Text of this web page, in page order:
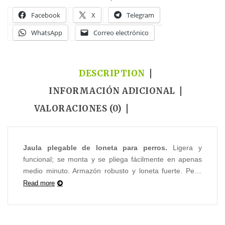
Facebook X
Telegram
WhatsApp
Correo electrónico
DESCRIPTION
INFORMACIÓN ADICIONAL
VALORACIONES (0)
Jaula plegable de loneta para perros.
funcional; se monta y se pliega fácilmente en apenas
medio minuto. Armazón robusto y loneta fuerte. Pesa
muy poco. Ideal para viajes.
cremallera en el frente y en la parte superior. Disponible
Read more